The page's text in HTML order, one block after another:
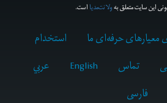
این سایت متعلق بهولانت‌مدیااست.
معیارهای حرفه‌ای ما
استخدام
تماس English
عربي
فارسى